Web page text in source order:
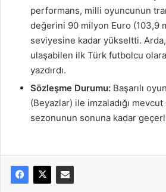
performans, milli oyuncunun
değerini 90 milyon Euro (103,9
seviyesine kadar yükseltti.
ulaşabilen ilk Türk futbolcu
yazdırdı.
Sözleşme Durumu: Başarılı
(Beyazlar) ile imzaladığı
sezonunun sonuna kadar